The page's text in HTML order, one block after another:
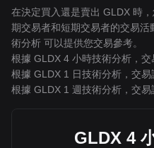
在決定買入還是賣出 GLDX 時
期交易者和短期交易者的交易
術分析 可以提供您交易參考。
根據 GLDX 4 小時技術分析，交
根據 GLDX 1 日技術分析，交易
根據 GLDX 1 週技術分析，交易
GLDX 4